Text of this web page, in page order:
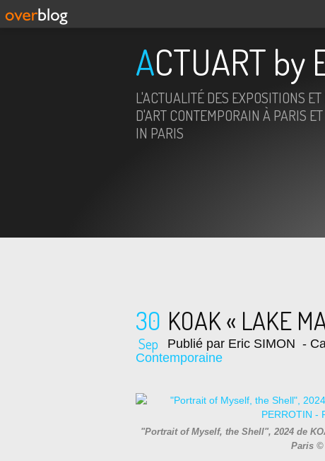
ACTUART by
L'ACTUALITÉ DES EXPOSITIONS
D'ART CONTEMPORAIN À PARIS
IN PARIS
30
Sep
KOAK « LAKE
Publié par Eric SIMON -
Contemporaine
"Portrait of Myself, the Shell", 2024 de
Paris ©